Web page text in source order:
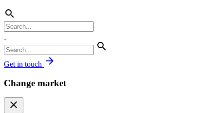
search
search
Get in touch arrow_forward
Change market
close